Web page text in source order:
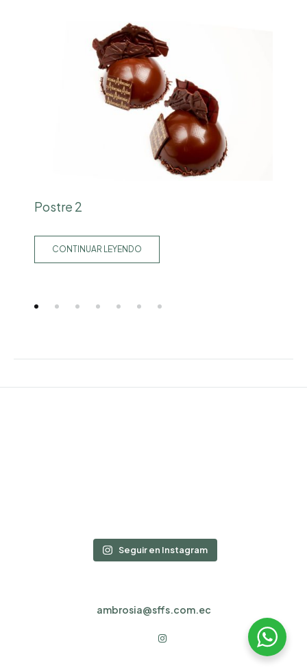
Postre 2
CONTINUAR LEYENDO
Seguir en Instagram
Instagram
ambrosia@sffs.com.ec